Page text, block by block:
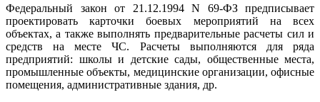
Федеральный закон от 21.12.1994 N 69-ФЗ предписывает
проектировать карточки боевых мероприятий на всех
объектах, а также выполнять предварительные расчеты сил и
средств на месте ЧС. Расчеты выполняются для ряда
предприятий: школы и детские сады, общественные места,
промышленные объекты, медицинские организации, офисные
помещения, административные здания, др.